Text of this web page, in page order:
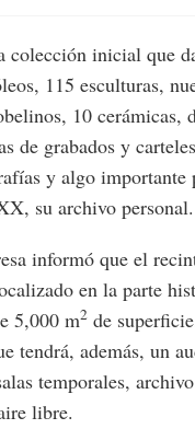
colección inicial que
115 esculturas,
10 cerámicas,
de grabados y
y algo importante
su archivo personal.
informó que el
en la parte
5,000 m2 de
tendrá, además, un
temporales,
libre.